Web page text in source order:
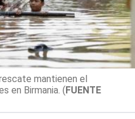
mantienen el
en Birmania. (FUENTE